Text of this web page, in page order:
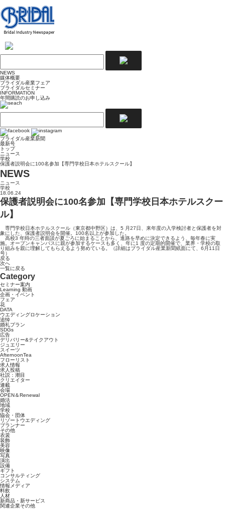
NEWS
媒体概要
ブライダル産業フェア
ブライダルセミナー
INFORMATION
年間購読のお申し込み
ブライダル産業新聞
最新号
トップ
ニュース
学校
保護者説明会に100名参加【専門学校日本ホテルスクール】
NEWS
ニュース
学校
18.06.24
保護者説明会に100名参加【専門学校日本ホテルスクー
ル】
専門学校日本ホテルスクール（東京都中野区）は、5 月27日、来年度の入学検討者と保護者を対
象にした、保護者説明会を開催。100名以上が参加した。
高校3 年時の三者面談が夏ごろに始まることから、進路を早めに決定できるよう、毎年春に実
施。オープンキャンパスに親が参加するケースも多く、年に1 度の定期的開催で、業界・学校の取
り組みを親に理解してもらえるよう努めている。（詳細はブライダル産業新聞紙面にて、6月11日
号）
戻る
次へ
一覧に戻る
Category
セミナー案内
Learning 動画
企画・イベント
フェア
花
DATA
ウエディングロケーション
追悼
婚礼プラン
SDGs
広告
デリバリー&テイクアウト
ジュエリー
スイーツ
AfternoonTea
フローリスト
求人情報
求人投稿
社説：潮目
クリエイター
連載
会場
OPEN＆Renewal
婚活
地域
学校
協会・団体
リゾートウエディング
プランナー
その他
衣裳
装飾
美容
映像
写真
演出
設備
ギフト
コンサルティング
システム
情報メディア
料飲
人材
新商品・新サービス
関連企業その他